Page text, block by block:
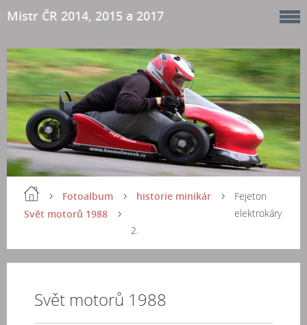
Mistr ČR 2014, 2015 a 2017
Fotoalbum
historie minikár
Svět motorů 1988
Fejeton
elektrokáry
2.
Svět motorů 1988